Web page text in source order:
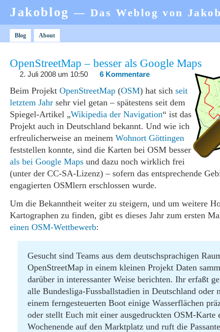
Jakoblog— Das Weblog von
Blog About
OpenStreetMap – besser als Google Maps
2. Juli 2008 um 10:50 6 Kommentare
Beim Projekt OpenStreetMap (OSM) hat sich seit
letztem Jahr sehr viel getan – spätestens seit dem
Spiegel-Artikel „Wikipedia der Navigation“ ist das
Projekt auch in Deutschland bekannt. Und wie ich
erfreulicherweise an meinem Wohnort Göttingen
feststellen konnte, sind die Karten bei OSM besser
als bei Google Maps und dazu noch wirklich frei
(unter der CC-SA-Lizenz) – sofern das entsprechende
engagierten OSMlern erschlossen wurde.
Um die Bekanntheit weiter zu steigern, und um weitere
Kartographen zu finden, gibt es dieses Jahr zum ersten
einen OSM-Wettbewerb:
Gesucht sind Teams aus dem deutschsprachigen
OpenStreetMap in einem kleinen Projekt Daten
darüber in interessanter Weise berichten. Ihr erfaßt
alle Bundesliga-Fussballstadien in Deutschland oder
einem ferngesteuerten Boot einige Wasserflächen
oder stellt Euch mit einer ausgedruckten OSM-Karte
Wochenende auf den Marktplatz und ruft die